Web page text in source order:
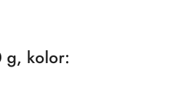
g, kolor: